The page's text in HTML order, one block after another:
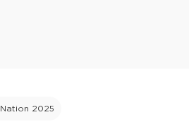
2025